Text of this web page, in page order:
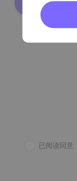
已阅读同意